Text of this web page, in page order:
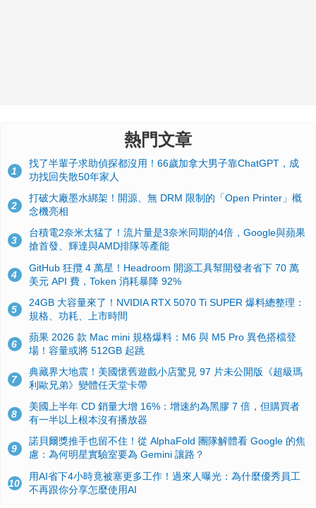
熱門文章
1
找了半輩子求助偵探都沒用！66歲加拿大男子靠ChatGPT，成
功找回失散50年家人
2
打破大廠墨水綁架！開源、無 DRM 限制的「Open Printer」概
念機亮相
3
台積電2奈米太猛了！流片量是3奈米同期的4倍，Google與蘋果
搶首發、輝達與AMD排隊等產能
4
GitHub 狂攬 4 萬星！Headroom 開源工具幫開發者省下 70 萬
美元 API 費，Token 消耗暴降 92%
5
24GB 大容量來了！NVIDIA RTX 5070 Ti SUPER 爆料總整理：
規格、功耗、上市時間
6
蘋果 2026 款 Mac mini 規格爆料：M6 與 M5 Pro 異色搭檔登
場！容量或將 512GB 起跳
7
典藏界大地震！美國懷舊遊戲小店驚見 97 片未公開版《超級瑪
利歐兄弟》變體任天堂卡帶
8
美國上半年 CD 銷量大增 16%：增速約為黑膠 7 倍，但購買者
有一半以上根本沒有播放器
9
諾貝爾獎推手也留不住！從 AlphaFold 團隊解體看 Google 的焦
慮：為何明星實驗室要為 Gemini 讓路？
10
用AI省下4小時竟被塞更多工作！過來人曝光：為什麼優秀員工
不再跟你分享怎麼使用AI